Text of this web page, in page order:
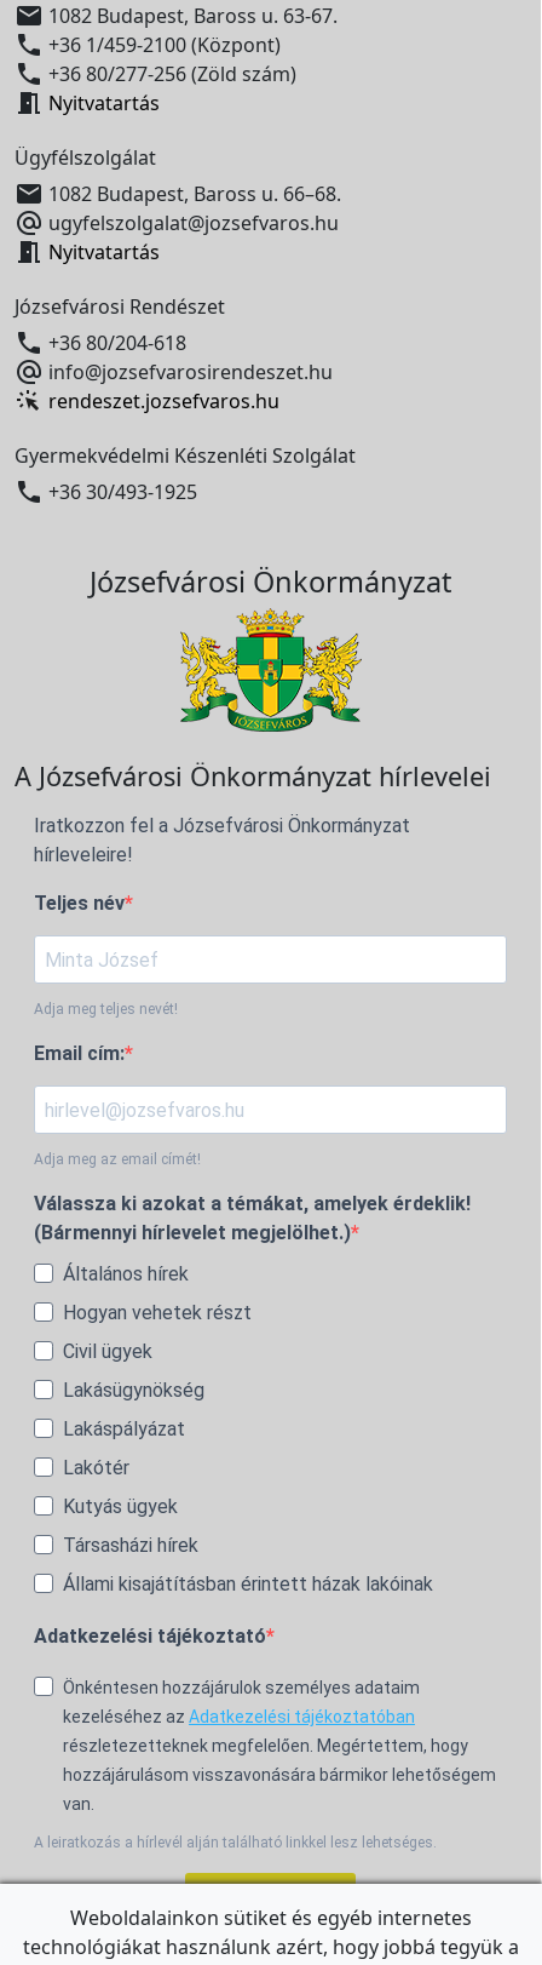
 1082 Budapest, Baross u. 63-67.
 +36 1/459-2100 (Központ)
 +36 80/277-256 (Zöld szám)
 Nyitvatartás
Ügyfélszolgálat
 1082 Budapest, Baross u. 66–68.
 ugyfelszolgalat@jozsefvaros.hu
 Nyitvatartás
Józsefvárosi Rendészet
 +36 80/204-618
 info@jozsefvarosirendeszet.hu
rendeszet.jozsefvaros.hu
Gyermekvédelmi Készenléti Szolgálat
 +36 30/493-1925
Józsefvárosi Önkormányzat
A Józsefvárosi Önkormányzat hírlevelei
Iratkozzon fel a Józsefvárosi Önkormányzat
hírleveleire!
Teljes név
Adja meg teljes nevét!
Email cím:
Adja meg az email címét!
Válassza ki azokat a témákat, amelyek érdeklik!
(Bármennyi hírlevelet megjelölhet.)
Általános hírek
Hogyan vehetek részt
Civil ügyek
Lakásügynökség
Lakáspályázat
Lakótér
Kutyás ügyek
Társasházi hírek
Állami kisajátításban érintett házak lakóinak
Adatkezelési tájékoztató
Önkéntesen hozzájárulok személyes adataim
kezeléséhez az Adatkezelési tájékoztatóban
részletezetteknek megfelelően. Megértettem, hogy
hozzájárulásom visszavonására bármikor lehetőségem
van.
A leiratkozás a hírlevél alján található linkkel lesz lehetséges.
Weboldalainkon sütiket és egyéb internetes
technológiákat használunk azért, hogy jobbá tegyük a